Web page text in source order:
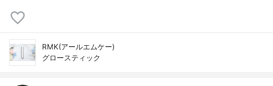
RMK(アールエムケー)
グロースティック